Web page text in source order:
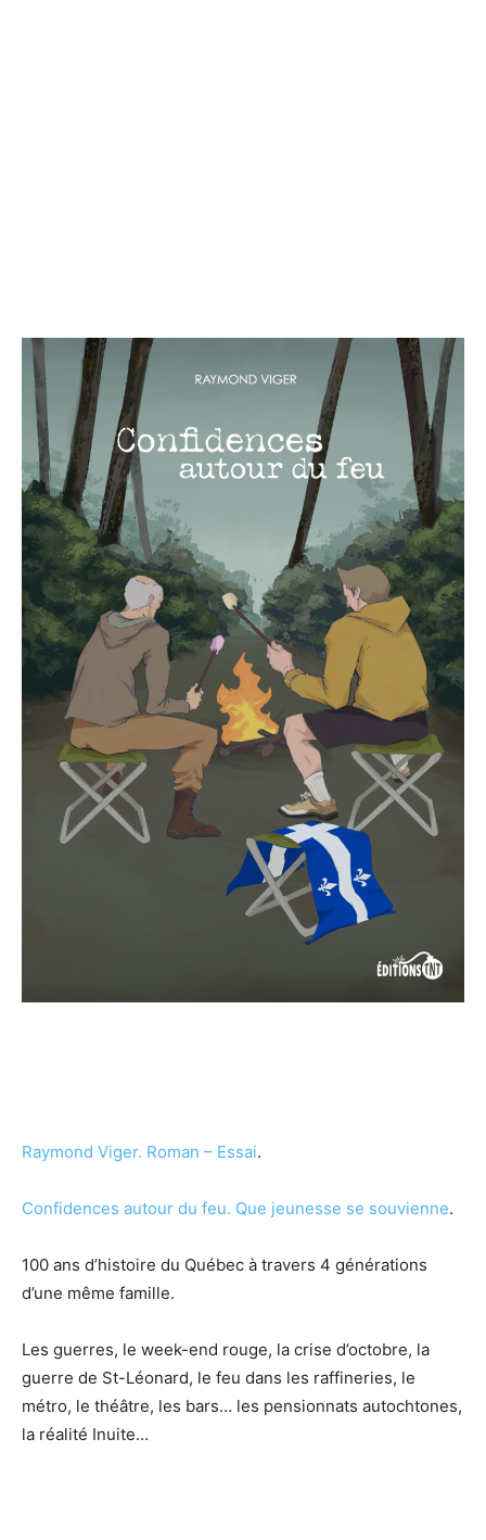
Raymond Viger. Roman – Essai.
Confidences autour du feu. Que jeunesse se souvienne.
100 ans d’histoire du Québec à travers 4 générations
d’une même famille.
Les guerres, le week-end rouge, la crise d’octobre, la
guerre de St-Léonard, le feu dans les raffineries, le
métro, le théâtre, les bars… les pensionnats autochtones,
la réalité Inuite…